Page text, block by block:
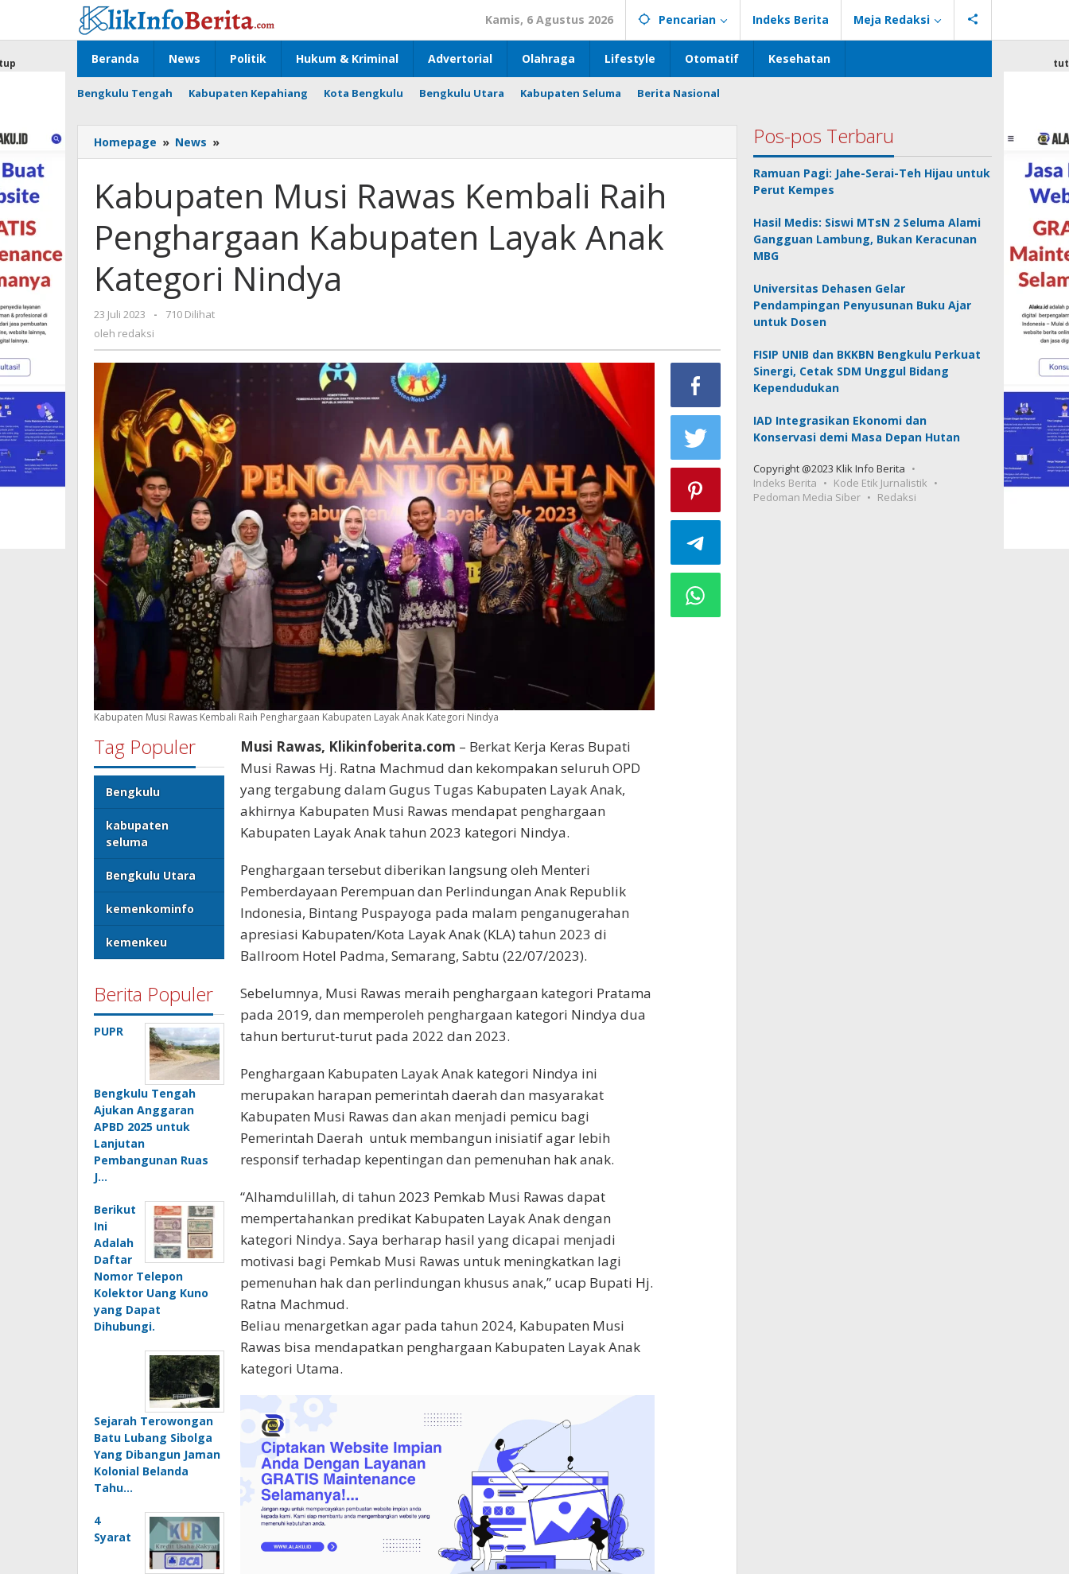
konten
Kamis, 6 Agustus 2026 Pencarian Indeks Berita Meja Redaksi
Beranda News Politik Hukum & Kriminal Advertorial Olahraga Lifestyle Otomatif Kesehatan
Bengkulu Tengah Kabupaten Kepahiang Kota Bengkulu Bengkulu Utara Kabupaten Seluma Berita Nasional
Homepage » News »
Musi
Kembali
Raih
Kabupaten
Layak
Anak
Kategori
Kabupaten Musi Rawas Kembali Raih
Penghargaan Kabupaten Layak Anak
Kategori Nindya
23 Juli 2023
oleh
redaksi
-
710 Dilihat
oleh redaksi
Kabupaten Musi Rawas Kembali Raih Penghargaan Kabupaten Layak Anak Kategori Nindya
Tag Populer
Bengkulu
kabupaten
seluma
Bengkulu Utara
kemenkominfo
kemenkeu
Berita Populer
PUPR
Bengkulu Tengah
Ajukan Anggaran
APBD 2025 untuk
Lanjutan
Pembangunan Ruas
J…
Berikut
Ini
Adalah
Daftar
Nomor Telepon
Kolektor Uang Kuno
yang Dapat
Dihubungi.
Sejarah Terowongan
Batu Lubang Sibolga
Yang Dibangun Jaman
Kolonial Belanda
Tahu…
4
Syarat
Musi Rawas, Klikinfoberita.com – Berkat Kerja Keras Bupati
Musi Rawas Hj. Ratna Machmud dan kekompakan seluruh OPD
yang tergabung dalam Gugus Tugas Kabupaten Layak Anak,
akhirnya Kabupaten Musi Rawas mendapat penghargaan
Kabupaten Layak Anak tahun 2023 kategori Nindya.
Penghargaan tersebut diberikan langsung oleh Menteri
Pemberdayaan Perempuan dan Perlindungan Anak Republik
Indonesia, Bintang Puspayoga pada malam penganugerahan
apresiasi Kabupaten/Kota Layak Anak (KLA) tahun 2023 di
Ballroom Hotel Padma, Semarang, Sabtu (22/07/2023).
Sebelumnya, Musi Rawas meraih penghargaan kategori Pratama
pada 2019, dan memperoleh penghargaan kategori Nindya dua
tahun berturut-turut pada 2022 dan 2023.
Penghargaan Kabupaten Layak Anak kategori Nindya ini
merupakan harapan pemerintah daerah dan masyarakat
Kabupaten Musi Rawas dan akan menjadi pemicu bagi
Pemerintah Daerah untuk membangun inisiatif agar lebih
responsif terhadap kepentingan dan pemenuhan hak anak.
“Alhamdulillah, di tahun 2023 Pemkab Musi Rawas dapat
mempertahankan predikat Kabupaten Layak Anak dengan
kategori Nindya. Saya berharap hasil yang dicapai menjadi
motivasi bagi Pemkab Musi Rawas untuk meningkatkan lagi
pemenuhan hak dan perlindungan khusus anak,” ucap Bupati Hj.
Ratna Machmud.
Beliau menargetkan agar pada tahun 2024, Kabupaten Musi
Rawas bisa mendapatkan penghargaan Kabupaten Layak Anak
kategori Utama.
Pos-pos Terbaru
Ramuan Pagi: Jahe-Serai-Teh Hijau untuk
Perut Kempes
Hasil Medis: Siswi MTsN 2 Seluma Alami
Gangguan Lambung, Bukan Keracunan
MBG
Universitas Dehasen Gelar
Pendampingan Penyusunan Buku Ajar
untuk Dosen
FISIP UNIB dan BKKBN Bengkulu Perkuat
Sinergi, Cetak SDM Unggul Bidang
Kependudukan
IAD Integrasikan Ekonomi dan
Konservasi demi Masa Depan Hutan
Copyright @2023 Klik Info Berita
Indeks Berita
Kode Etik Jurnalistik
Pedoman Media Siber
Redaksi